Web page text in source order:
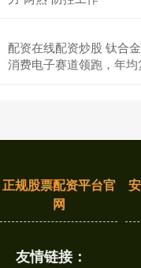
配资在线配资炒股 钛合
消费电子赛道领跑，年
正规股票配资平台官
网
友情链接：